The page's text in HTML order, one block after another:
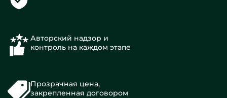
Авторский надзор и
контроль на каждом этапе
Прозрачная цена,
закрепленная договором